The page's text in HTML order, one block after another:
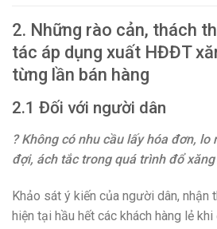
2. Những rào cản, thách
tác áp dụng xuất HĐĐT
từng lần bán hàng
2.1 Đối với người dân
? Không có nhu cầu lấy hóa đơn,
đợi, ách tắc trong quá trình đổ
Khảo sát ý kiến của người dân, nhận
hiện tại hầu hết các khách hàng lẻ